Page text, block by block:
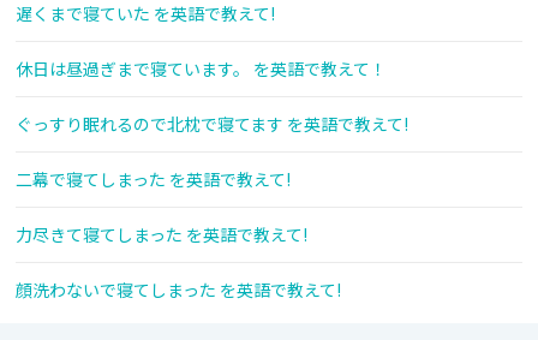
遅くまで寝ていた を英語で教えて!
休日は昼過ぎまで寝ています。 を英語で教えて！
ぐっすり眠れるので北枕で寝てます を英語で教えて!
二幕で寝てしまった を英語で教えて!
力尽きて寝てしまった を英語で教えて!
顔洗わないで寝てしまった を英語で教えて!